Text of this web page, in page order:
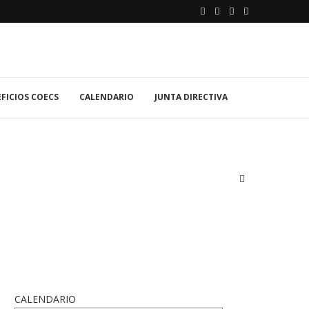
COECS CALENDARIO JUNTA DIRECTIVA
CALENDARIO